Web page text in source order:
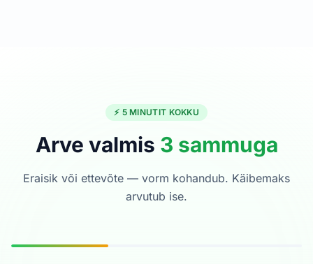
⚡ 5 MINUTIT KOKKU
Arve valmis 3 sammuga
Eraisik või ettevõte — vorm kohandub. Käibemaks
arvutub ise.